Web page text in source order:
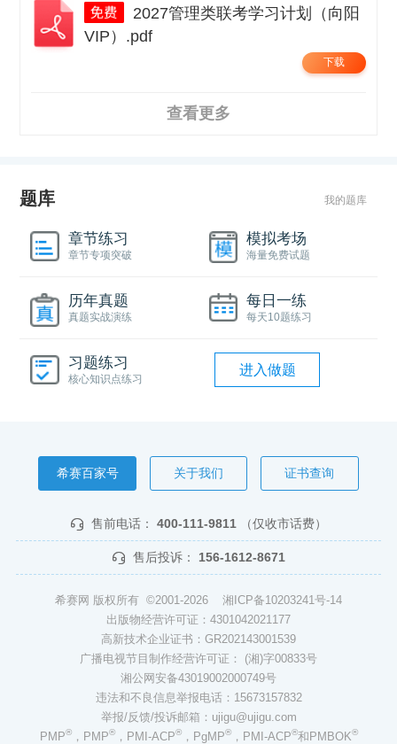
VIP）.pdf
下载
查看更多
题库 我的题库
章节练习
章节专项突破
模拟考场
海量免费试题
历年真题
真题实战演练
每日一练
每天10题练习
习题练习
核心知识点练习
进入做题
希赛百家号 关于我们 证书查询
售前电话： 400-111-9811 （仅收市话费）
售后投诉： 156-1612-8671
希赛网 版权所有 ©2001-2026 湘ICP备10203241号-14
出版物经营许可证：4301042021177
高新技术企业证书：GR202143001539
广播电视节目制作经营许可证： (湘)字00833号
湘公网安备43019002000749号
违法和不良信息举报电话：15673157832
举报/反馈/投诉邮箱：ujigu@ujigu.com
PMP®，PMP®，PMI-ACP®，PgMP®，PMI-ACP®和PMBOK®